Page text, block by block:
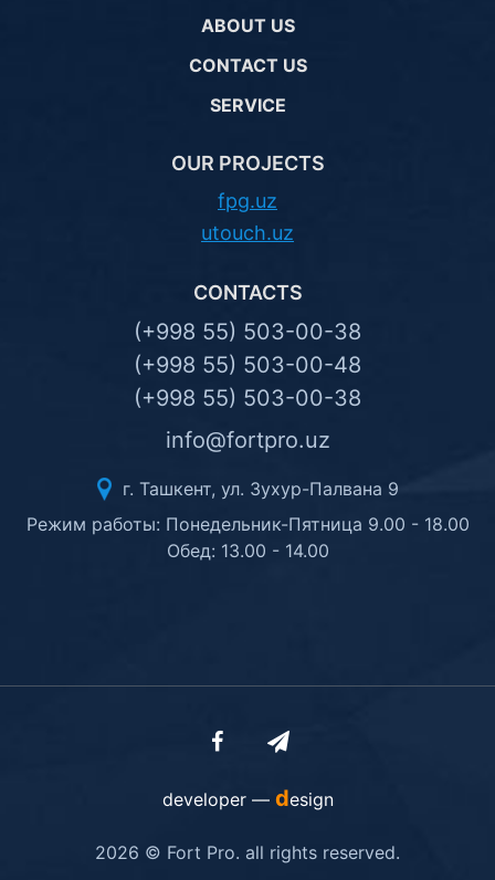
ABOUT US
CONTACT US
SERVICE
OUR PROJECTS
fpg.uz
utouch.uz
CONTACTS
(+998 55) 503-00-38
(+998 55) 503-00-48
(+998 55) 503-00-38
info@fortpro.uz
г. Ташкент, ул. Зухур-Палвана 9
Режим работы: Понедельник-Пятница 9.00 - 18.00
Обед: 13.00 - 14.00
developer — design
2026 © Fort Pro. all rights reserved.